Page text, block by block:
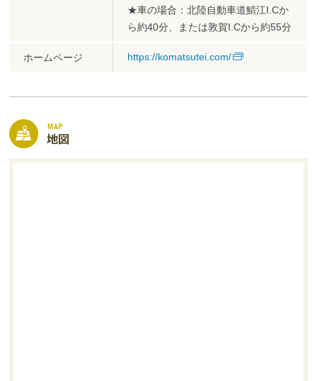
★車の場合：北陸自動車道鯖江I.Cか
ら約40分、または敦賀I.Cから約55分
ホームページ https://komatsutei.com/